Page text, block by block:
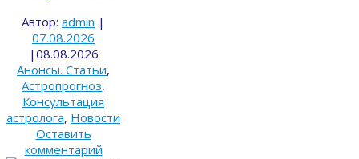
Автор: admin |
07.08.2026
| 08.08.2026
Анонсы. Статьи,
Астропрогноз,
Консультация
астролога, Новости
Оставить
комментарий